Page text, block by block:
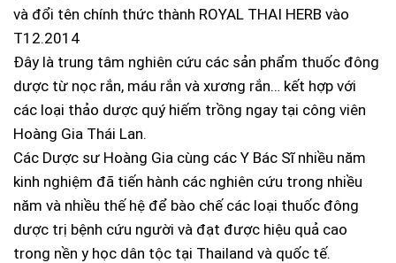
và đổi tên chính thức thành ROYAL THAI HERB vào
T12.2014
Đây là trung tâm nghiên cứu các sản phẩm thuốc đông
dược từ nọc rắn, máu rắn và xương rắn… kết hợp với
các loại thảo dược quý hiếm trồng ngay tại công viên
Hoàng Gia Thái Lan.
Các Dược sư Hoàng Gia cùng các Y Bác Sĩ nhiều năm
kinh nghiệm đã tiến hành các nghiên cứu trong nhiều
năm và nhiều thế hệ để bào chế các loại thuốc đông
dược trị bệnh cứu người và đạt được hiệu quả cao
trong nền y học dân tộc tại Thailand và quốc tế.